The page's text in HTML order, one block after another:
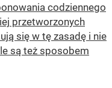
codziennego
przetworzonych
się w tę zasadę i nie
są też sposobem